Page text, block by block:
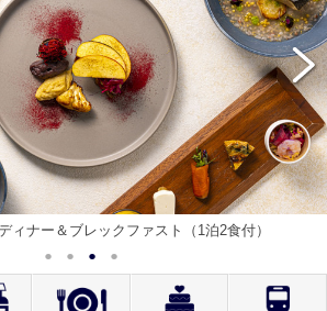
ィナー＆ブレックファスト（1泊2食付）